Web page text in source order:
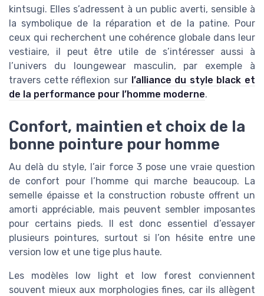
kintsugi. Elles s’adressent à un public averti, sensible à
la symbolique de la réparation et de la patine. Pour
ceux qui recherchent une cohérence globale dans leur
vestiaire, il peut être utile de s’intéresser aussi à
l’univers du loungewear masculin, par exemple à
travers cette réflexion sur l’alliance du style black et
de la performance pour l’homme moderne.
Confort, maintien et choix de la
bonne pointure pour homme
Au delà du style, l’air force 3 pose une vraie question
de confort pour l’homme qui marche beaucoup. La
semelle épaisse et la construction robuste offrent un
amorti appréciable, mais peuvent sembler imposantes
pour certains pieds. Il est donc essentiel d’essayer
plusieurs pointures, surtout si l’on hésite entre une
version low et une tige plus haute.
Les modèles low light et low forest conviennent
souvent mieux aux morphologies fines, car ils allègent